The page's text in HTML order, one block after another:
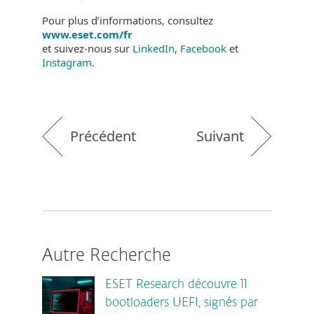
Pour plus d’informations, consultez
www.eset.com/fr
et suivez-nous sur LinkedIn, Facebook et
Instagram.
Précédent Suivant
Autre Recherche
ESET Research découvre 11
bootloaders UEFI, signés par